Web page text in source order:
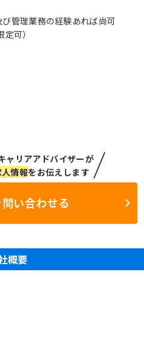
管理業務の経験あれば尚可
可）
ャリアアドバイザーが
人情報をお伝えします
い合わせる
概要